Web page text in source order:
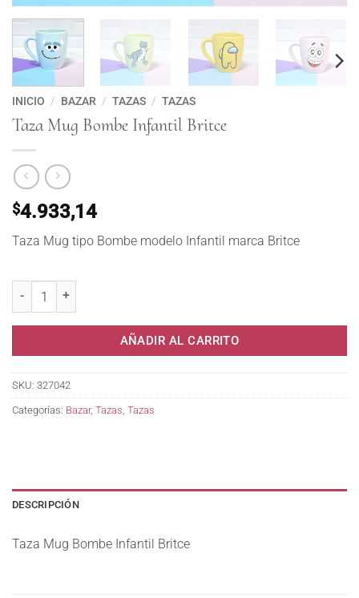
INICIO / BAZAR / TAZAS / TAZAS
Taza Mug Bombe Infantil Britce
$4.933,14
Taza Mug tipo Bombe modelo Infantil marca Britce
AÑADIR AL CARRITO
SKU: 327042
Categorías: Bazar, Tazas Tazas
DESCRIPCIÓN
Taza Mug Bombe Infantil Britce